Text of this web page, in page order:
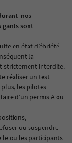
nos
gants sont
en état d’ébriété
la
strictement interdite.
réaliser un test
plus, les pilotes
d’un permis A ou
ou suspendre
le ou les participants